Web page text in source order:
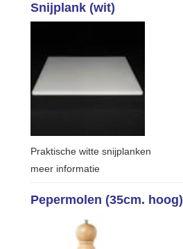
Snijplank (wit)
Praktische witte snijplanken
meer informatie
Pepermolen (35cm. hoog)